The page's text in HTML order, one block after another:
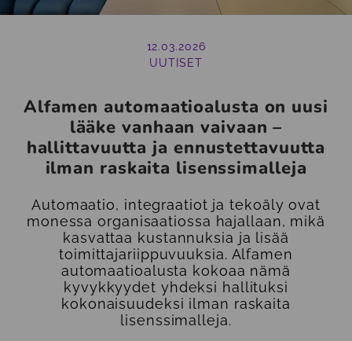
12.03.2026
UUTISET
Alfamen automaatioalusta on uusi
lääke vanhaan vaivaan –
hallittavuutta ja ennustettavuutta
ilman raskaita lisenssimalleja
Automaatio, integraatiot ja tekoäly ovat
monessa organisaatiossa hajallaan, mikä
kasvattaa kustannuksia ja lisää
toimittajariippuvuuksia. Alfamen
automaatioalusta kokoaa nämä
kyvykkyydet yhdeksi hallituksi
kokonaisuudeksi ilman raskaita
lisenssimalleja.